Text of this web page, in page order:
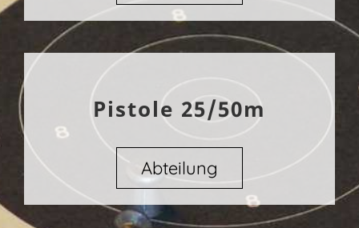
Pistole 25/50m
Abteilung